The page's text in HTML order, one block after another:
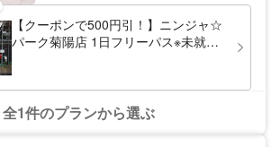
レビ番組の世界を体感。ボルダリングやトラ
ンポリンなどのアクティビティエリアは会員
向けの本格レッスンもありますよ。ご自身の
体力に合わせて楽しめるから毎日の遊び場に
【クーポンで500円引！】ニンジャ☆
パーク菊陽店 1日フリーパス※未就学
全1件のプランから選ぶ